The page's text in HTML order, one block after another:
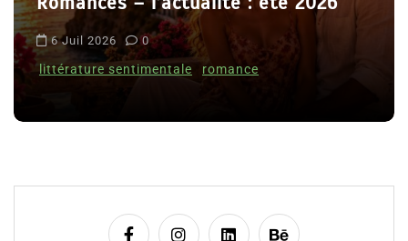
t
i
c
e
6 Juil 2026 0
littérature sentimentale romance